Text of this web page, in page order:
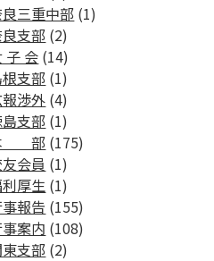
三重中部 (1)
支部 (2)
子 会 (14)
支部 (1)
渉外 (4)
支部 (1)
部 (175)
会員 (1)
厚生 (1)
報告 (155)
案内 (108)
支部 (2)